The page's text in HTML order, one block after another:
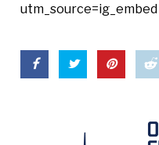
utm_source=ig_embed